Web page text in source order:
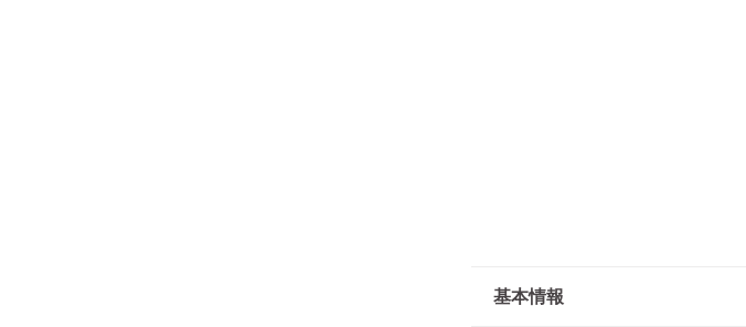
基本情報